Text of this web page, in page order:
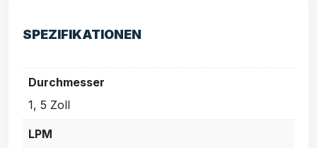
SPEZIFIKATIONEN
Durchmesser
1, 5 Zoll
LPM